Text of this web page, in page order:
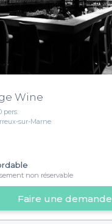
Wine
pers.
sur-Marne
non réservable
Faire une demande